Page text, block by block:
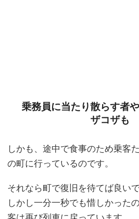
乗務員に当たり散らす者
ザコザも
しかも、途中で食事のため乗客
の町に行っているのです。
それなら町で復旧を待てば良い
しかし一分一秒でも惜しかった